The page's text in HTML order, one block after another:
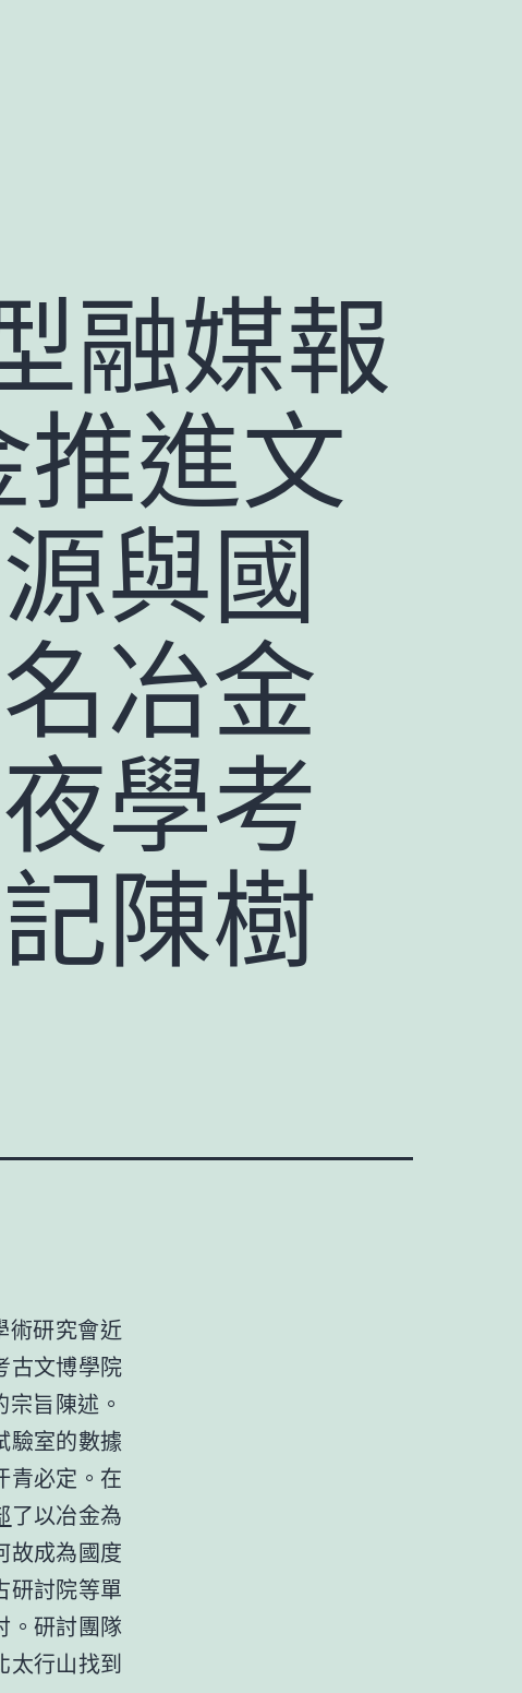
融媒報
進文
與國
冶金
學考
陳樹
研究會近
古文博學院
旨陳述。
驗室的數據
青必定。在
了以冶金為
故成為國度
研討院等單
。研討團隊
太行山找到